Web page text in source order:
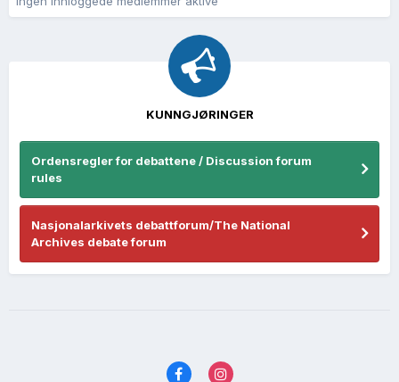
KUNNGJØRINGER
Ordensregler for debattene / Discussion forum
rules
Nasjonalarkivets debattforum/The National
Archives debate forum